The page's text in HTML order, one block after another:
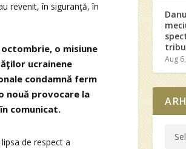
revenit, în siguranţă, în
octombrie, o misiune
ucrainene
condamnă ferm
nouă provocare la
comunicat.
de respect a
Aug